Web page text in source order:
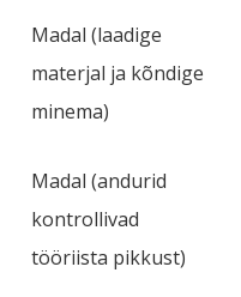
Madal (laadige
materjal ja kõndige
minema)
Madal (andurid
kontrollivad
tööriista pikkust)